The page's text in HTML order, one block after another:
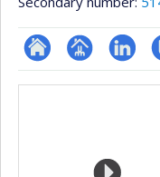
ResearchGate
Page LinkedIn
Media